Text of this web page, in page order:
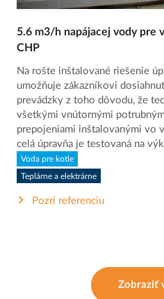
5.6 m3/h napájacej vody pre
CHP
Na rošte inštalované riešenie
umožňuje zákazníkovi
prevádzky z toho dôvodu, že
všetkými vnútornými
prepojeniami inštalovanými vo
celá úpravňa je testovaná na
Voda pre kotle
Teplárne a elektrárne
Pozri referenciu
Zobraziť